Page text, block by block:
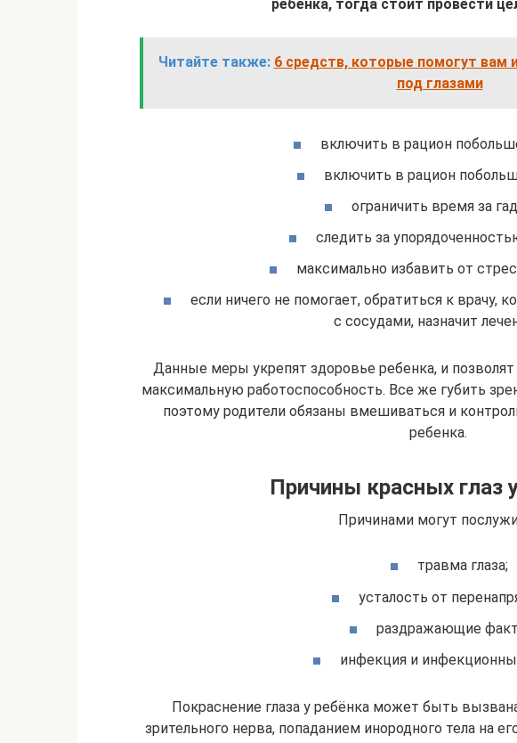
ребенка, тогда стоит провести
Читайте также: 6 средств, которые помогут вам
под глазами
включить в рацион
включить в рацион
ограничить время за
следить за
максимально избавить от
если ничего не помогает, обратиться к врачу,
с сосудами, назначит
Данные меры укрепят здоровье ребенка, и
максимальную работоспособность. Все же губить
поэтому родители обязаны вмешиваться и
ребенка.
Причины красных глаз
Причинами могут
травма глаза;
усталость от
раздражающие
инфекция и
Покраснение глаза у ребёнка может быть
зрительного нерва, попаданием инородного тела на